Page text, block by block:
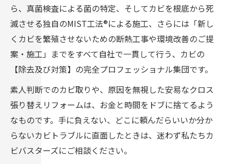
ら、真菌検査による菌の特定、そしてカビを根底から死
滅させる独自のMIST工法®による施工、さらには「新し
くカビを繁殖させないための断熱工事や環境改善のご提
案・施工」までをすべて自社で一貫して行う、カビの
【除去及び対策】の完全プロフェッショナル集団です。
素人判断でのカビ取りや、原因を無視した安易なクロス
張り替えリフォームは、お金と時間をドブに捨てるよう
なものです。手に負えない、どこに頼んだらいいか分か
らないカビトラブルに直面したときは、迷わず私たちカ
ビバスターズにご相談ください。